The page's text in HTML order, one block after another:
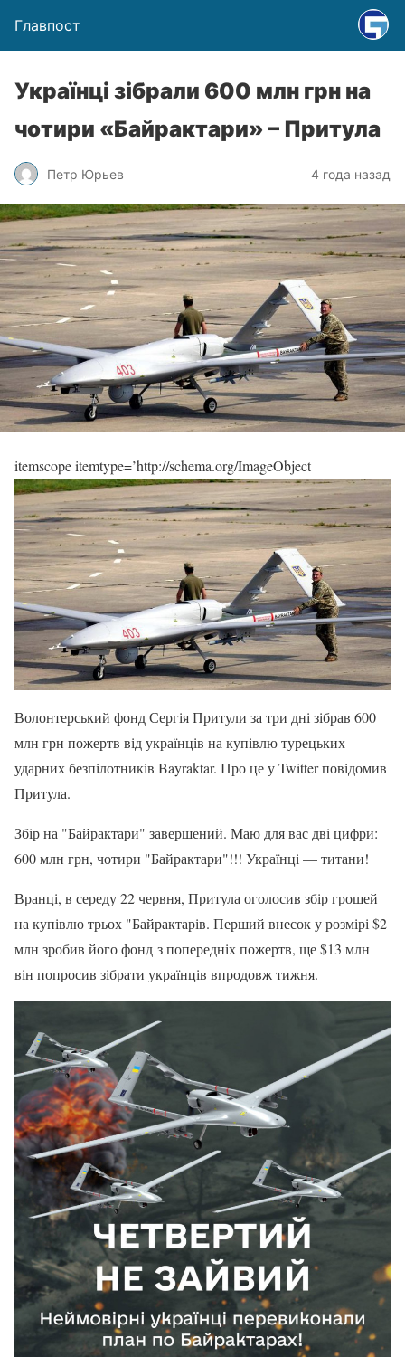
Главпост
Українці зібрали 600 млн грн на
чотири «Байрактари» – Притула
Петр Юрьев 4 года назад
itemscope itemtype=’http://schema.org/ImageObject
Волонтерський фонд Сергія Притули за три дні зібрав 600
млн грн пожертв від українців на купівлю турецьких
ударних безпілотників Bayraktar. Про це у Twitter повідомив
Притула.
Збір на "Байрактари" завершений. Маю для вас дві цифри:
600 млн грн, чотири "Байрактари"!!! Українці — титани!
Вранці, в середу 22 червня, Притула оголосив збір грошей
на купівлю трьох "Байрактарів. Перший внесок у розмірі $2
млн зробив його фонд з попередніх пожертв, ще $13 млн
він попросив зібрати українців впродовж тижня.